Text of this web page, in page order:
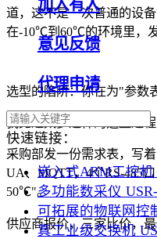
加入有人
意见反馈
代理申请
快速链接：
嵌入式ARM工控机
多功能数采仪
可拓展的物联网控
真工业级交换机
道，这不是一次普通的设
在-10℃到60℃的环境里，发
选型的陷阱：你在为"参数
我见过太多这样的选型过程
采购部发一份需求表，写
UA、MQTT，4个RS-485
50℃"。
供应商报价，三家比价，